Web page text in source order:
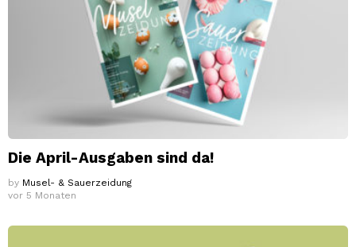
Die April-Ausgaben sind da!
by Musel- & Sauerzeidung
vor 5 Monaten